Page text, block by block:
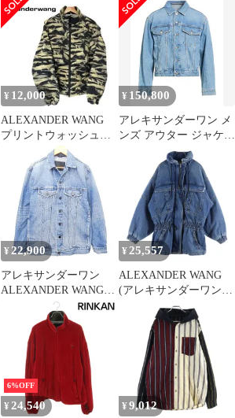
ク 46 ADW0C005S17M8
¥ 12,000
ALEXANDER WANG
プリントウォッシュデ
ニムスポーツジャケッ
ト XS
¥ 150,800
アレキサンダーワン メ
ンズ アウター ジャケッ
ト・ブルゾン
ALEXANDER WANG
デニムブルゾン Blue ブ
¥ 22,900
アレキサンダーワン
ALEXANDER WANG
デニム ジャケット Gジ
ャン ダメージ加工
USED加工 XS インディ
ゴ A0211
¥ 25,557
ALEXANDER WANG
(アレキサンダーワン)
DENIM FIELD JACKET
デニム フィールド ジャ
ケット インディゴ
6%OFF
¥ 24,540 ¥ 9,012